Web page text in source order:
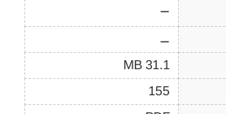
—
—
31.1 MB
155